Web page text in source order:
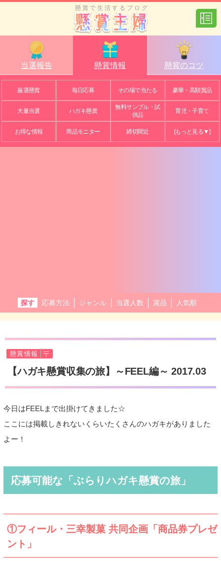
懸賞で生活するブログ
当選報告 懸賞情報 懸賞のコツ
厳選懸賞 毎日応募 その場で当たる 豪華・高額賞品
大量当選 ハガキ懸賞
無料サンプル・試
供品
育児・子育て
お得な情報 商品モニター 締切間近 [もっと見る▼]
探す 応募方法 ジャンル 当選人数 賞品 人気順
懸賞情報
【ハガキ懸賞収集の旅】～FEEL編～ 2017.03
今日はFEELまで出掛けてきました☆
ここには掲載しきれないくらいたくさんのハガキがありました
よー！
応募可能な「ぶらりハガキ懸賞の旅」
①フィール・三幸製菓 共同企画「商品券プレゼ
ント」